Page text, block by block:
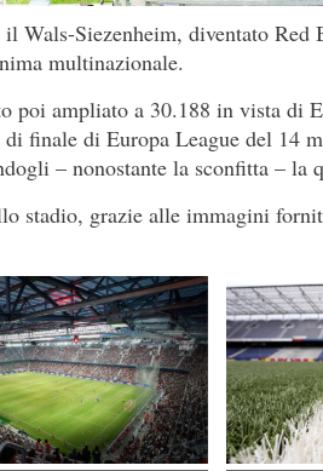
Wals-Siezenheim, diventato
multinazionale.
poi ampliato a 30.188 in vista di
finale di Europa League del 14
– nonostante la sconfitta – la
stadio, grazie alle immagini